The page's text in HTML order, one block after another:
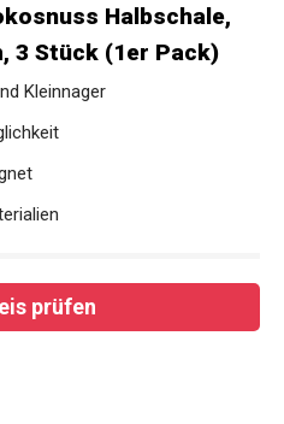
Halbschale,
3 Stück (1er Pack)
Kleinnager
prüfen